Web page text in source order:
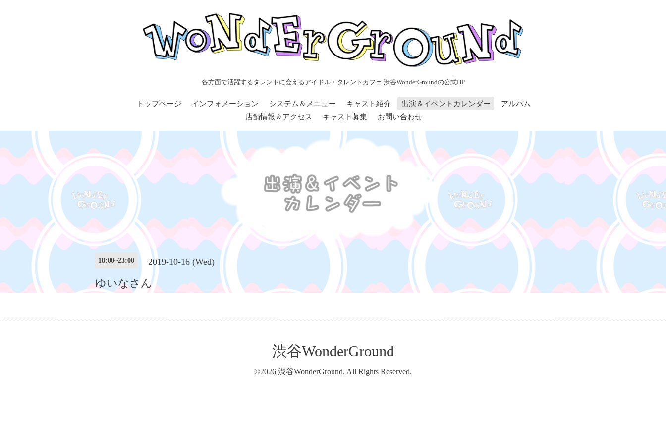
各方面で活躍するタレントに会えるアイドル・タレントカフェ 渋谷WonderGroundの公式HP
トップページ インフォメーション システム＆メニュー キャスト紹介 出演＆イベントカレンダー
アルバム
店舗情報＆アクセス
キャスト募集 お問い合わせ
18:00~23:00 2019-10-16 (Wed)
ゆいなさん
渋谷WonderGround
©2026 渋谷WonderGround. All Rights Reserved.